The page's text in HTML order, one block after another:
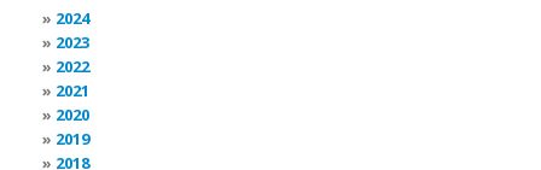
2024
2023
2022
2021
2020
2019
2018